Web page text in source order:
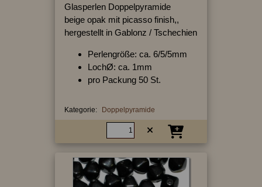
Glasperlen Doppelpyramide
beige opak mit picasso finish,,
hergestellt in Gablonz / Tschechien
Perlengröße: ca. 6/5/5mm
LochØ: ca. 1mm
pro Packung 50 St.
Kategorie: Doppelpyramide